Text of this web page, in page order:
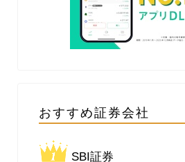
おすすめ証券会社
SBI証券